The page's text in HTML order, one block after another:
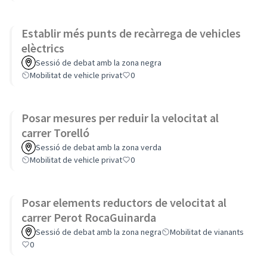
Establir més punts de recàrrega de vehicles
elèctrics
Sessió de debat amb la zona negra
Mobilitat de vehicle privat
0
Posar mesures per reduir la velocitat al
carrer Torelló
Sessió de debat amb la zona verda
Mobilitat de vehicle privat
0
Posar elements reductors de velocitat al
carrer Perot RocaGuinarda
Sessió de debat amb la zona negra
Mobilitat de vianants
0